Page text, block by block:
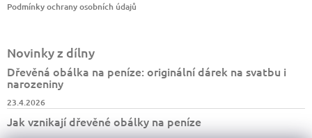
Podmínky ochrany osobních údajů
Novinky z dílny
Dřevěná obálka na peníze: originální dárek na svatbu i
narozeniny
23.4.2026
Jak vznikají dřevěné obálky na peníze